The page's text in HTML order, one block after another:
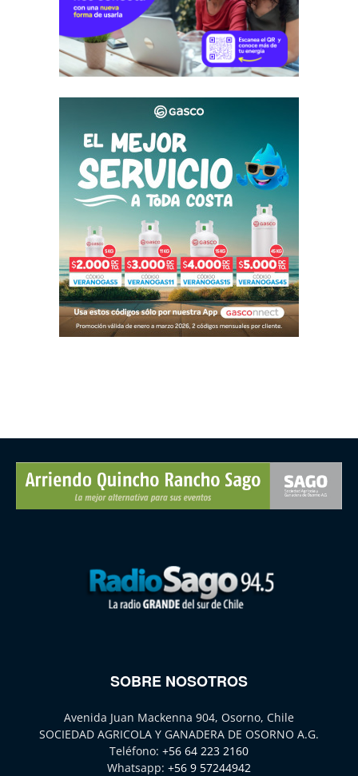
SOBRE NOSOTROS
Avenida Juan Mackenna 904, Osorno, Chile
SOCIEDAD AGRICOLA Y GANADERA DE OSORNO A.G.
Teléfono: +56 64 223 2160
Whatsapp: +56 9 57244942